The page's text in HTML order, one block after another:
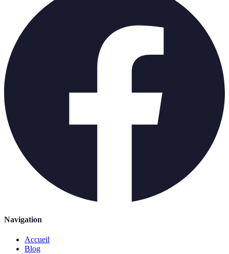
Navigation
Accueil
Blog